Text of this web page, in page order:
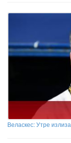
Веласкес: Утре